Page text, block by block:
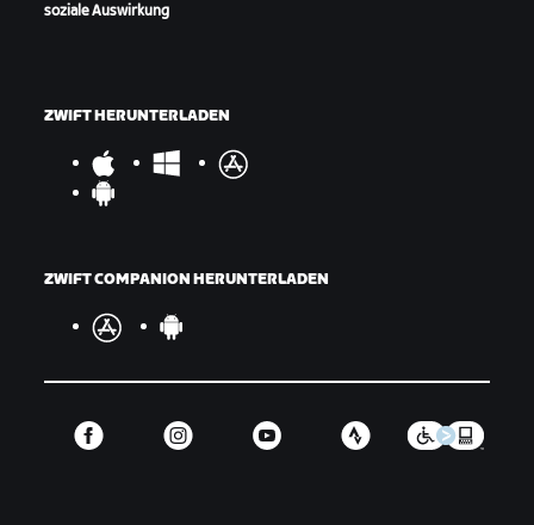
soziale Auswirkung
ZWIFT HERUNTERLADEN
ZWIFT COMPANION HERUNTERLADEN